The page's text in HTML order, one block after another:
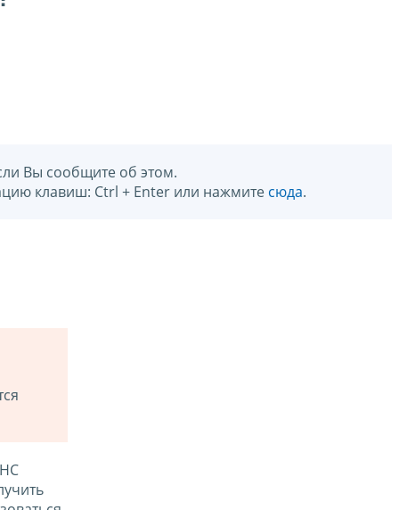
Вы сообщите об этом.
клавиш: Ctrl + Enter или нажмите сюда.